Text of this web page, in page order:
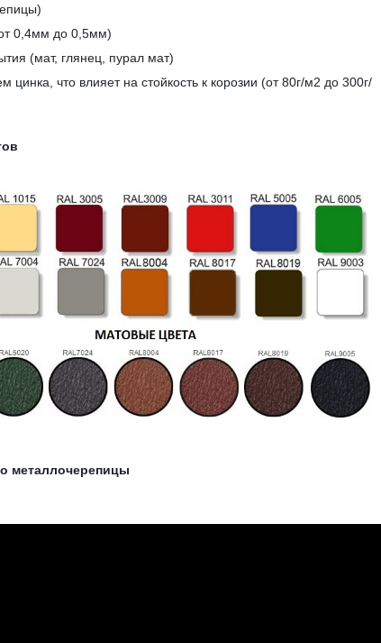
0,4мм до 0,5мм)
(мат, глянец, пурал мат)
цинка, что влияет на стойкость к корозии (от 80г/м2 до 300г/
металлочерепицы